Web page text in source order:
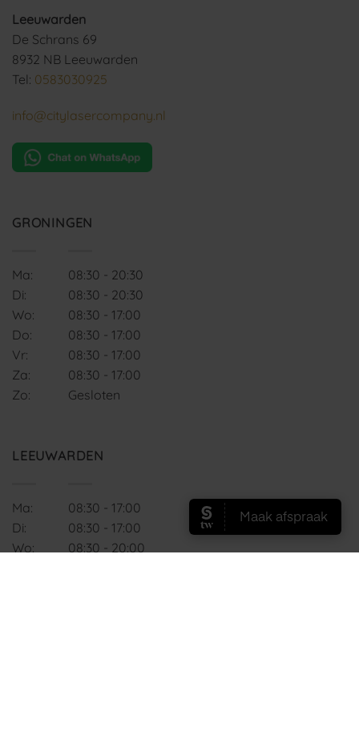
Leeuwarden
De Schrans 69
8932 NB Leeuwarden
Tel: 0583030925
info@citylasercompany.nl
GRONINGEN
Ma:
Di:
Wo:
Do:
Vr:
Za:
Zo:
08:30 - 20:30
08:30 - 20:30
08:30 - 17:00
08:30 - 17:00
08:30 - 17:00
08:30 - 17:00
Gesloten
LEEUWARDEN
Ma:
Di:
Wo:
08:30 - 17:00
08:30 - 17:00
08:30 - 20:00